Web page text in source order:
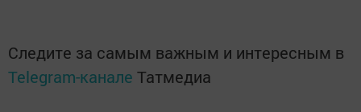
Следите за самым важным и интересным в
Telegram-канале Татмедиа